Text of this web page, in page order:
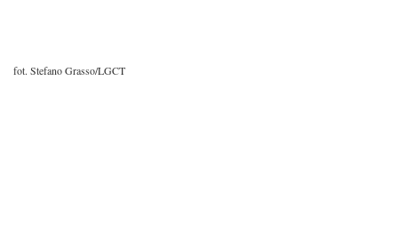
fot. Stefano Grasso/LGCT